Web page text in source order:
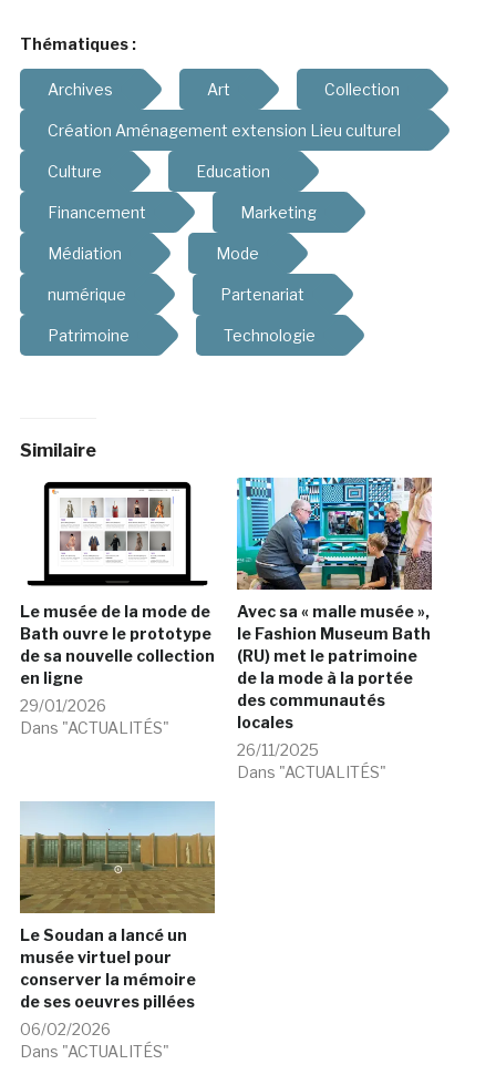
Thématiques :
Archives Art Collection
Création Aménagement extension Lieu culturel
Culture Education
Financement Marketing
Médiation Mode
numérique Partenariat
Patrimoine Technologie
Similaire
Le musée de la mode de
Bath ouvre le prototype
de sa nouvelle collection
en ligne
29/01/2026
Dans "ACTUALITÉS"
Avec sa « malle musée »,
le Fashion Museum Bath
(RU) met le patrimoine
de la mode à la portée
des communautés
locales
26/11/2025
Dans "ACTUALITÉS"
Le Soudan a lancé un
musée virtuel pour
conserver la mémoire
de ses oeuvres pillées
06/02/2026
Dans "ACTUALITÉS"